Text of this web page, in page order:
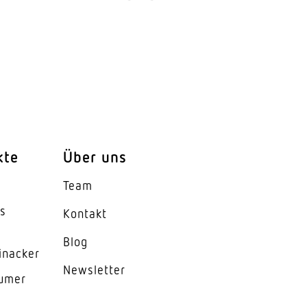
Über uns
Team
Kontakt
Blog
News­letter